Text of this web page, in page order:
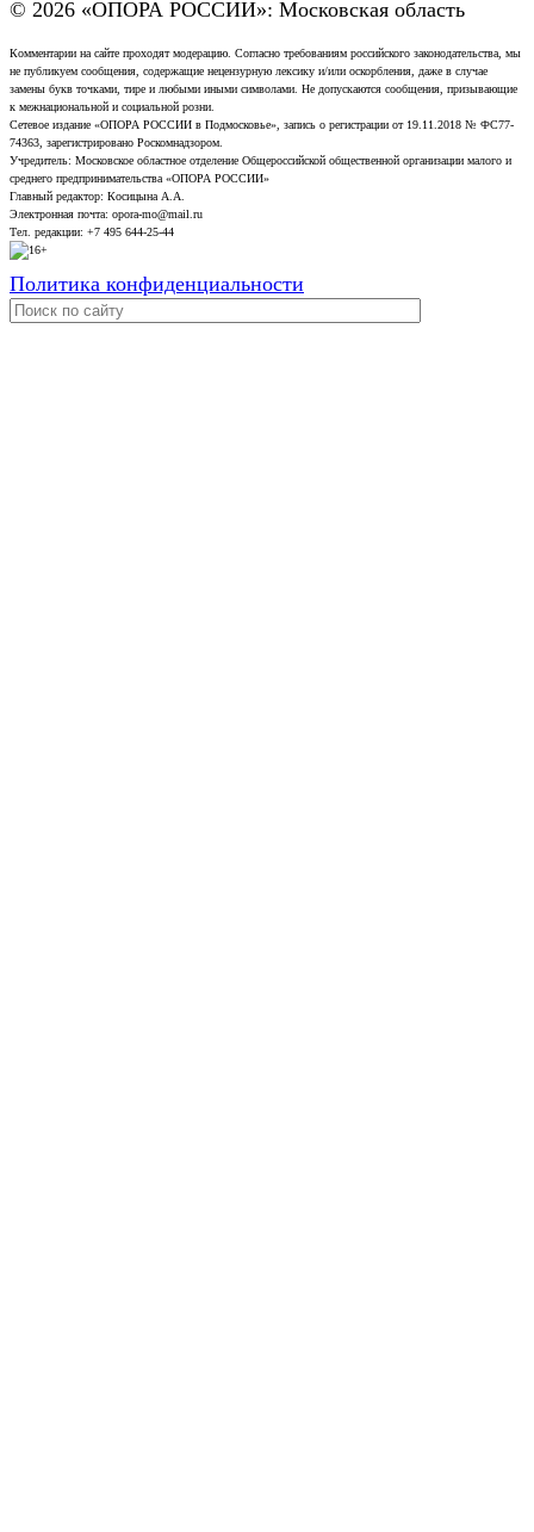
© 2026 «ОПОРА РОССИИ»: Московская область
Комментарии на сайте проходят модерацию. Согласно требованиям российского законодательства, мы
не публикуем сообщения, содержащие нецензурную лексику и/или оскорбления, даже в случае
замены букв точками, тире и любыми иными символами. Не допускаются сообщения, призывающие
к межнациональной и социальной розни.
Сетевое издание «ОПОРА РОССИИ в Подмосковье», запись о регистрации от 19.11.2018 № ФС77-
74363, зарегистрировано Роскомнадзором.
Учредитель: Московское областное отделение Общероссийской общественной организации малого и
среднего предпринимательства «ОПОРА РОССИИ»
Главный редактор: Косицына А.А.
Электронная почта: opora-mo@mail.ru
Тел. редакции: +7 495 644-25-44
Политика конфиденциальности